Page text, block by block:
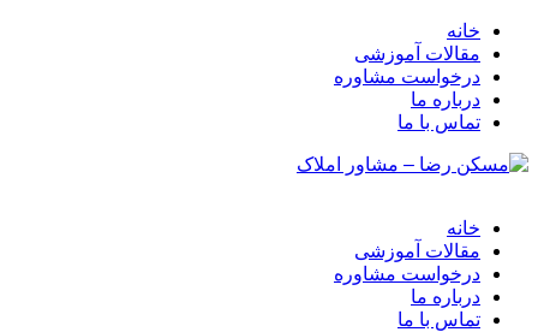
خانه
مقالات آموزشی
درخواست مشاوره
درباره ما
تماس با ما
خانه
مقالات آموزشی
درخواست مشاوره
درباره ما
تماس با ما